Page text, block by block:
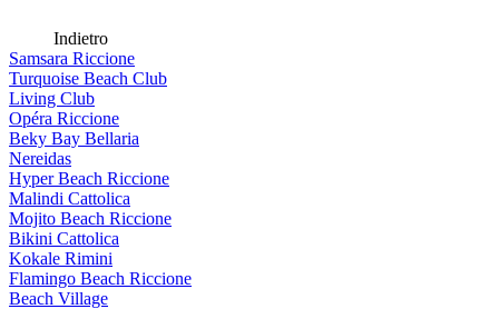
Indietro
Samsara Riccione
Turquoise Beach Club
Living Club
Opéra Riccione
Beky Bay Bellaria
Nereidas
Hyper Beach Riccione
Malindi Cattolica
Mojito Beach Riccione
Bikini Cattolica
Kokale Rimini
Flamingo Beach Riccione
Beach Village